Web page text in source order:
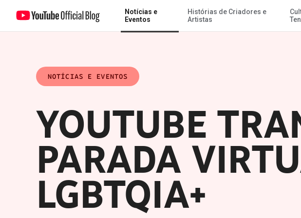
Notícias e
Eventos
Histórias de Criadores e
Artistas
YouTube transmite primeira Parada Virtual do Orgulho LGBTQIA+
NOTÍCIAS E EVENTOS
YOUTUBE
PARADA
LGBTQIA+